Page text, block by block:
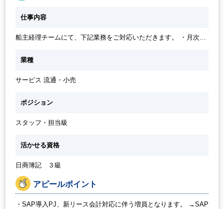
仕事内容
船主経理チームにて、下記業務をご対応いただきます。 ・月次決
業種
サービス 流通・小売
ポジション
スタッフ・担当級
活かせる資格
日商簿記 ３級
アピールポイント
・SAP導入PJ、新リース会計対応に伴う増員となります。 →SAP